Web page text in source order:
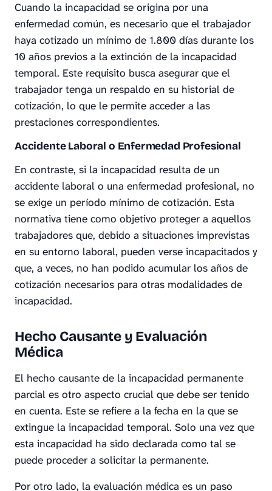
Cuando la incapacidad se origina por una
enfermedad común, es necesario que el trabajador
haya cotizado un mínimo de 1.800 días durante los
10 años previos a la extinción de la incapacidad
temporal. Este requisito busca asegurar que el
trabajador tenga un respaldo en su historial de
cotización, lo que le permite acceder a las
prestaciones correspondientes.
Accidente Laboral o Enfermedad Profesional
En contraste, si la incapacidad resulta de un
accidente laboral o una enfermedad profesional, no
se exige un período mínimo de cotización. Esta
normativa tiene como objetivo proteger a aquellos
trabajadores que, debido a situaciones imprevistas
en su entorno laboral, pueden verse incapacitados y
que, a veces, no han podido acumular los años de
cotización necesarios para otras modalidades de
incapacidad.
Hecho Causante y Evaluación
Médica
El hecho causante de la incapacidad permanente
parcial es otro aspecto crucial que debe ser tenido
en cuenta. Este se refiere a la fecha en la que se
extingue la incapacidad temporal. Solo una vez que
esta incapacidad ha sido declarada como tal se
puede proceder a solicitar la permanente.
Por otro lado, la evaluación médica es un paso